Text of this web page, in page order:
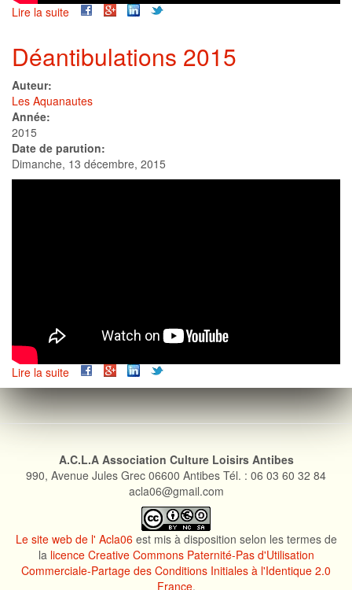
Lire la suite de
Déantibulations 2015
Auteur:
Les Aquanautes
Année:
2015
Date de parution:
Dimanche, 13 décembre, 2015
Lire la suite de
Déantibulations
2015
A.C.L.A Association Culture Loisirs Antibes
990, Avenue Jules Grec 06600 Antibes Tél. : 06 03 60 32 84
acla06@gmail.com
Le site web de l' Acla06 est mis à disposition selon les termes de
la licence Creative Commons Paternité-Pas d'Utilisation
Commerciale-Partage des Conditions Initiales à l'Identique 2.0
France.